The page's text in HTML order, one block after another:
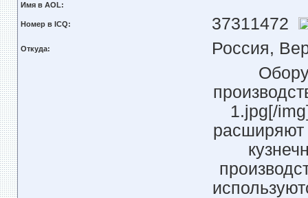
Имя в AOL:
Номер в ICQ: 37311472
Откуда: Россия,
1.jpg[/
расширяют